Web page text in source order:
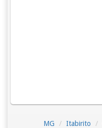
MG Itabirito